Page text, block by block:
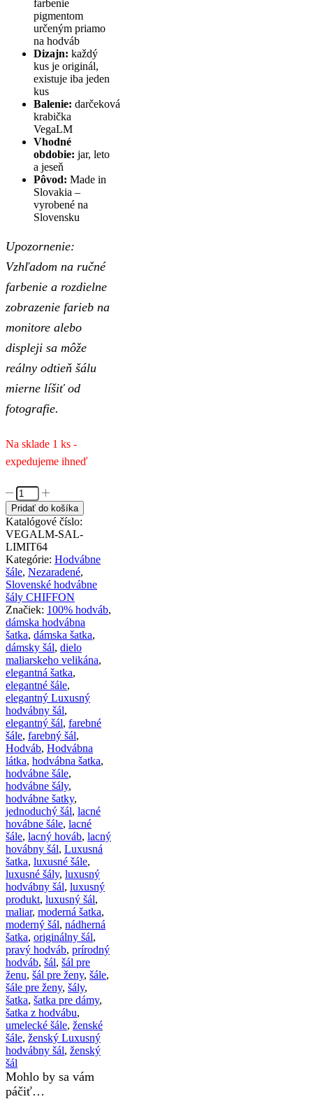
farbenie
pigmentom
určeným priamo
na hodváb
Dizajn: každý
kus je originál,
existuje iba jeden
kus
Balenie: darčeková
krabička
VegaLM
Vhodné
obdobie: jar, leto
a jeseň
Pôvod: Made in
Slovakia –
vyrobené na
Slovensku
Upozornenie:
Vzhľadom na ručné
farbenie a rozdielne
zobrazenie farieb na
monitore alebo
displeji sa môže
reálny odtieň šálu
mierne líšiť od
fotografie.
Na sklade 1 ks -
expedujeme ihneď
množstvo
Handmade
hodvábny
šál
LIMITED_064,
Vyrobený
na
Slovensku,
180
x
110cm
Pridať do košíka
Katalógové číslo:
VEGALM-SAL-
LIMIT64
Kategórie: Hodvábne
šále, Nezaradené,
Slovenské hodvábne
šály CHIFFON
Značiek: 100% hodváb,
dámska hodvábna
šatka, dámska šatka,
dámsky šál, dielo
maliarskeho velikána,
elegantná šatka,
elegantné šále,
elegantný Luxusný
hodvábny šál,
elegantný šál, farebné
šále, farebný šál,
Hodváb, Hodvábna
látka, hodvábna šatka,
hodvábne šále,
hodvábne šály,
hodvábne šatky,
jednoduchý šál, lacné
hovábne šále, lacné
šále, lacný hováb, lacný
hovábny šál, Luxusná
šatka, luxusné šále,
luxusné šály, luxusný
hodvábny šál, luxusný
produkt, luxusný šál,
maliar, moderná šatka,
moderný šál, nádherná
šatka, originálny šál,
pravý hodváb, prírodný
hodváb, šál, šál pre
ženu, šál pre ženy, šále,
šále pre ženy, šály,
šatka, šatka pre dámy,
šatka z hodvábu,
umelecké šále, ženské
šále, ženský Luxusný
hodvábny šál, ženský
šál
Mohlo by sa vám
páčiť…